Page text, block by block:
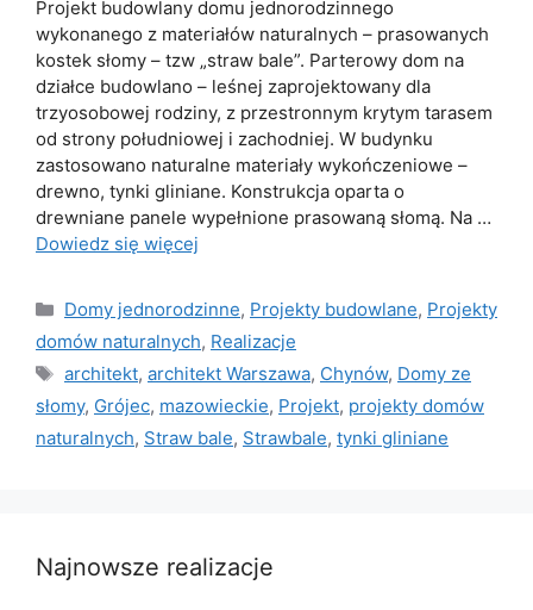
Projekt budowlany domu jednorodzinnego
wykonanego z materiałów naturalnych – prasowanych
kostek słomy – tzw „straw bale”. Parterowy dom na
działce budowlano – leśnej zaprojektowany dla
trzyosobowej rodziny, z przestronnym krytym tarasem
od strony południowej i zachodniej. W budynku
zastosowano naturalne materiały wykończeniowe –
drewno, tynki gliniane. Konstrukcja oparta o
drewniane panele wypełnione prasowaną słomą. Na …
Dowiedz się więcej
Kategorie
Domy jednorodzinne, Projekty budowlane, Projekty
domów naturalnych, Realizacje
Tagi
architekt, architekt Warszawa, Chynów, Domy ze
słomy, Grójec, mazowieckie, Projekt, projekty domów
naturalnych, Straw bale, Strawbale, tynki gliniane
Najnowsze realizacje